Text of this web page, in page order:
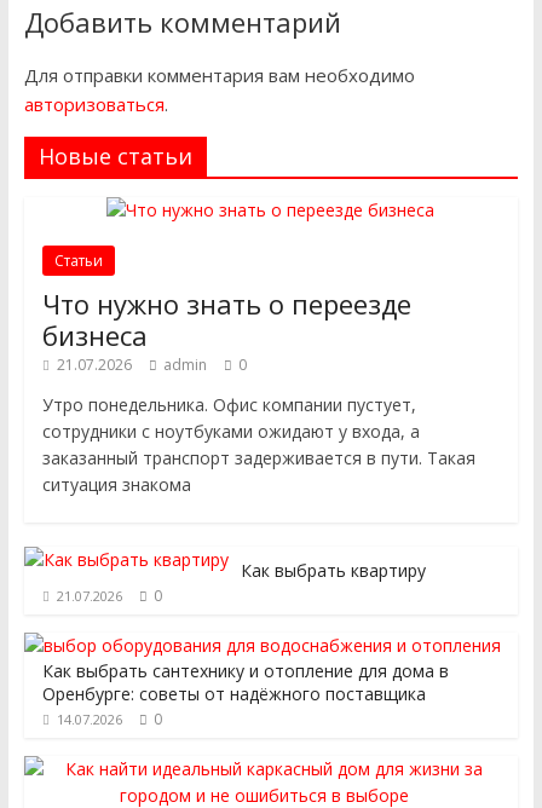
Добавить комментарий
Для отправки комментария вам необходимо
авторизоваться.
Новые статьи
Статьи
Что нужно знать о переезде
бизнеса
21.07.2026 admin 0
Утро понедельника. Офис компании пустует,
сотрудники с ноутбуками ожидают у входа, а
заказанный транспорт задерживается в пути. Такая
ситуация знакома
Как выбрать квартиру
21.07.2026 0
Как выбрать сантехнику и отопление для дома в
Оренбурге: советы от надёжного поставщика
14.07.2026 0